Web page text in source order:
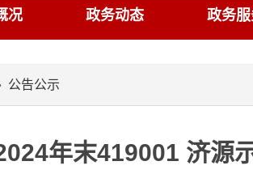
况 政务动态 政务
公告公示
年末419001 济源